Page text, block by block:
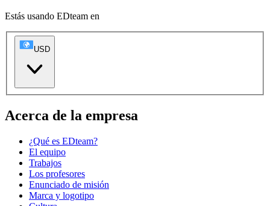
Estás usando EDteam en
USD
Acerca de la empresa
¿Qué es EDteam?
El equipo
Trabajos
Los profesores
Enunciado de misión
Marca y logotipo